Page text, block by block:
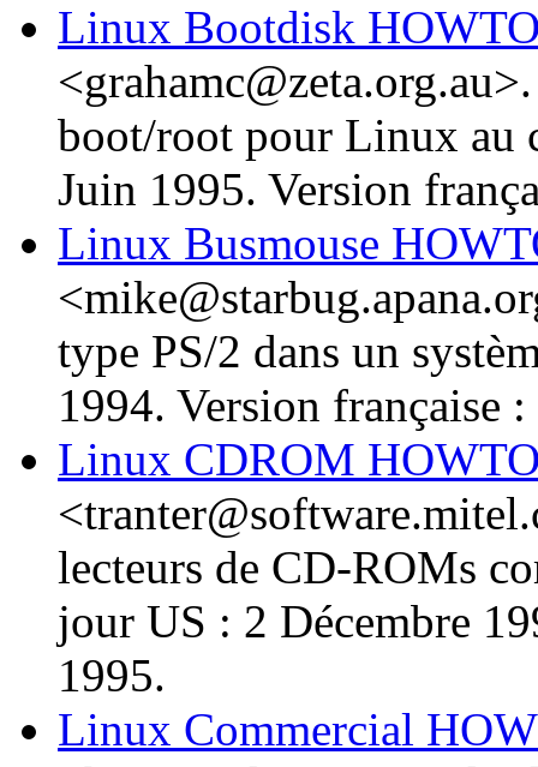
Linux Bootdisk
boot/root pour Linux au
Juin 1995. Version
Linux Busmouse
type PS/2 dans un
1994. Version française
Linux CDROM
lecteurs de CD-ROMs
jour US : 2 Décembre
1995.
Linux Commercial